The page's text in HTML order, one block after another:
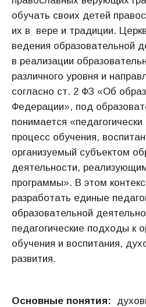
обучать своих детей
их в вере и традиции.
ведения образовательной
в реализации
различного уровня и
согласно ст. 2 ФЗ «Об
Федерации», под
понимается
процесс обучения,
организуемый субъектом
деятельности,
программы». В этом
разработать единые
образовательной
педагогические подходы к
обучения и воспитания,
развития.
Основные понятия: